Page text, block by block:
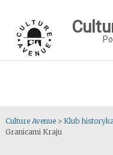
content
Culture Avenue> Klub
Granicami Kraju